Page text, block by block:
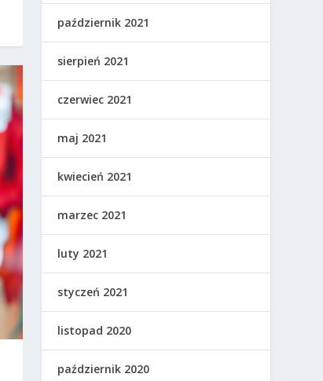
październik 2021
sierpień 2021
czerwiec 2021
maj 2021
kwiecień 2021
marzec 2021
luty 2021
styczeń 2021
listopad 2020
październik 2020